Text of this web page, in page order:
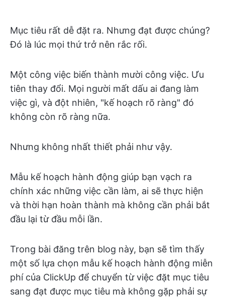
Mục tiêu rất dễ đặt ra. Nhưng đạt được chúng?
Đó là lúc mọi thứ trở nên rắc rối.
Một công việc biến thành mười công việc. Ưu
tiên thay đổi. Mọi người mất dấu ai đang làm
việc gì, và đột nhiên, "kế hoạch rõ ràng" đó
không còn rõ ràng nữa.
Nhưng không nhất thiết phải như vậy.
Mẫu kế hoạch hành động giúp bạn vạch ra
chính xác những việc cần làm, ai sẽ thực hiện
và thời hạn hoàn thành mà không cần phải bắt
đầu lại từ đầu mỗi lần.
Trong bài đăng trên blog này, bạn sẽ tìm thấy
một số lựa chọn mẫu kế hoạch hành động miễn
phí của ClickUp để chuyển từ việc đặt mục tiêu
sang đạt được mục tiêu mà không gặp phải sự